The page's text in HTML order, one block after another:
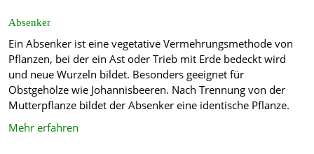
Absenker
Ein Absenker ist eine vegetative Vermehrungsmethode von
Pflanzen, bei der ein Ast oder Trieb mit Erde bedeckt wird
und neue Wurzeln bildet. Besonders geeignet für
Obstgehölze wie Johannisbeeren. Nach Trennung von der
Mutterpflanze bildet der Absenker eine identische Pflanze.
Mehr erfahren